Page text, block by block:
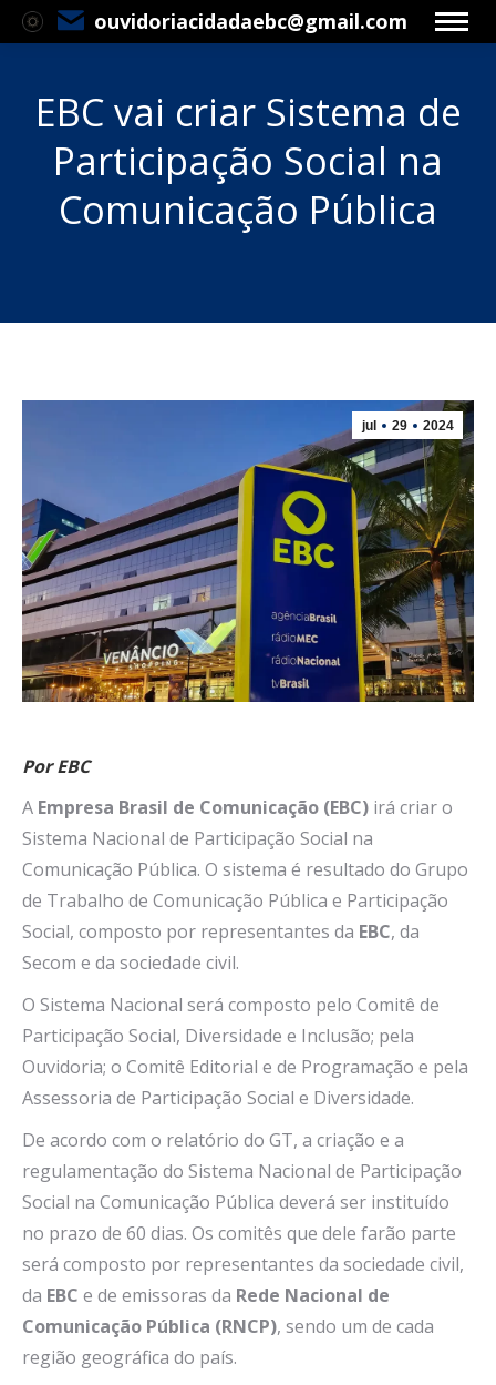
ouvidoriacidadaebc@gmail.com
EBC vai criar Sistema de
Participação Social na
Comunicação Pública
jul 29 2024
Por EBC
A Empresa Brasil de Comunicação (EBC) irá criar o
Sistema Nacional de Participação Social na
Comunicação Pública. O sistema é resultado do Grupo
de Trabalho de Comunicação Pública e Participação
Social, composto por representantes da EBC, da
Secom e da sociedade civil.
O Sistema Nacional será composto pelo Comitê de
Participação Social, Diversidade e Inclusão; pela
Ouvidoria; o Comitê Editorial e de Programação e pela
Assessoria de Participação Social e Diversidade.
De acordo com o relatório do GT, a criação e a
regulamentação do Sistema Nacional de Participação
Social na Comunicação Pública deverá ser instituído
no prazo de 60 dias. Os comitês que dele farão parte
será composto por representantes da sociedade civil,
da EBC e de emissoras da Rede Nacional de
Comunicação Pública (RNCP), sendo um de cada
região geográfica do país.